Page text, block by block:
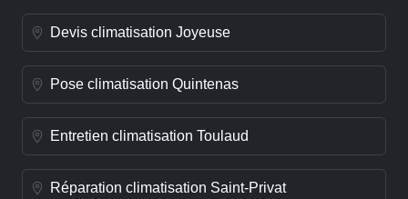
Devis climatisation Joyeuse
Pose climatisation Quintenas
Entretien climatisation Toulaud
Réparation climatisation Saint-Privat